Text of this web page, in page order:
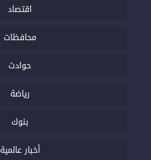
اقتصاد
محافظات
حوادث
رياضة
بنوك
أخبار عالمية